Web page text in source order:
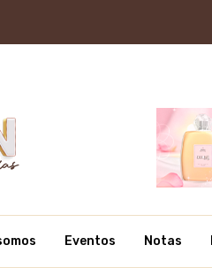
Eventos Notas